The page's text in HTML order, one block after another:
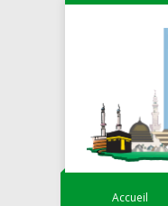
Accueil